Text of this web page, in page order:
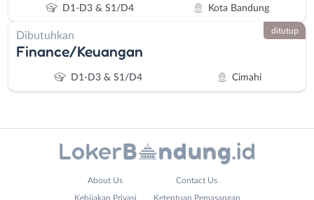
D1-D3 & S1/D4 Kota Bandung
Dibutuhkan
Finance/Keuangan
D1-D3 & S1/D4 Cimahi
ditutup
About Us Contact Us
Kebijakan Privasi Ketentuan Pemasangan